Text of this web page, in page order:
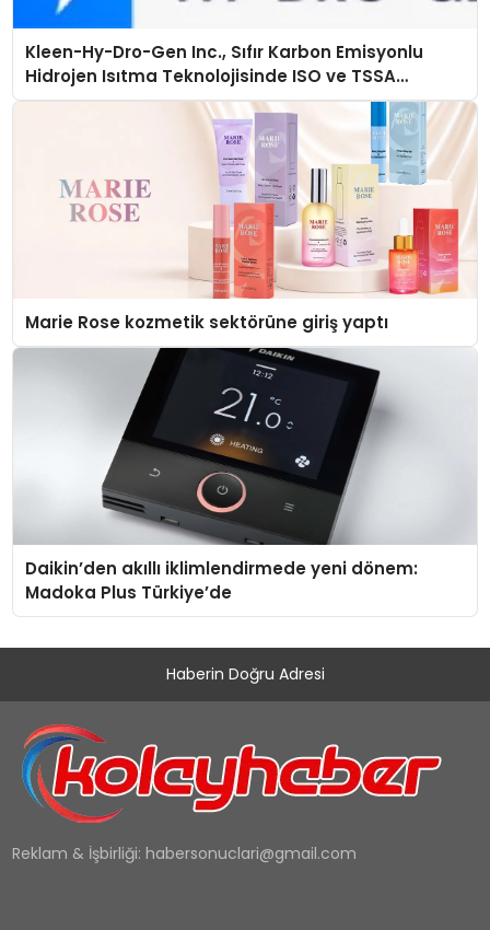
Kleen-Hy-Dro-Gen Inc., Sıfır Karbon Emisyonlu
Hidrojen Isıtma Teknolojisinde ISO ve TSSA
Düzenleyici Onaylarını Aldı
Marie Rose kozmetik sektörüne giriş yaptı
Daikin’den akıllı iklimlendirmede yeni dönem:
Madoka Plus Türkiye’de
Haberin Doğru Adresi
Reklam & İşbirliği: habersonuclari@gmail.com